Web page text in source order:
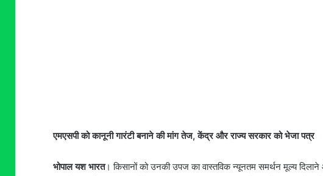
एमएसपी को कानूनी गारंटी बनाने की मांग तेज, केंद्र और राज्य सरकार को भेजा पत्र
भोपाल यश भारत। किसानों को उनकी उपज का वास्तविक न्यूनतम समर्थन मूल्य दिलाने